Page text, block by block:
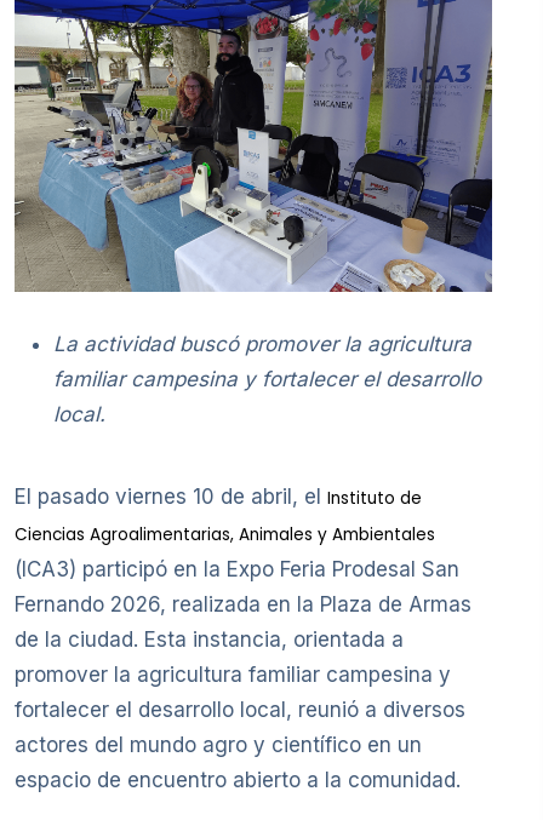
La actividad buscó promover la agricultura
familiar campesina y fortalecer el desarrollo
local.
El pasado viernes 10 de abril, el Instituto de
Ciencias Agroalimentarias, Animales y Ambientales
(ICA3) participó en la Expo Feria Prodesal San
Fernando 2026, realizada en la Plaza de Armas
de la ciudad. Esta instancia, orientada a
promover la agricultura familiar campesina y
fortalecer el desarrollo local, reunió a diversos
actores del mundo agro y científico en un
espacio de encuentro abierto a la comunidad.